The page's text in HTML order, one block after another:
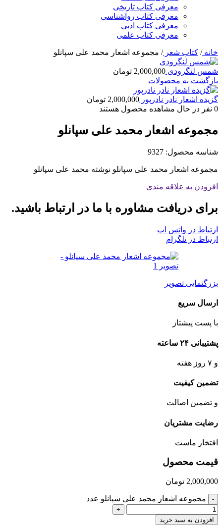
معرفی کتاب تاریخی
معرفی کتاب رواشناسی
معرفی کتاب ادبی
معرفی کتاب علمی
خانه/ کتاب شعر/ مجموعه اشعار محمد علی سپانلو
شمس لنگرودی 2,000,000 تومان
بازگشت به محصولات
گزیده اشعار نادر نادرپور 2,000,000 تومان
0 نفر در حال مشاهده محصول هستند
مجموعه اشعار محمد علی سپانلو
شناسه محصول: 9327
مجموعه اشعار محمد علی سپانلو نوشته محمد علی سپانلو
افزودن به علاقه مندی
برای دریافت مشاوره با ما در ارتباط باشید.
ارتباط در واتس اپ
ارتباط در تلگرام
بزرگنمایی تصویر
ارسال سریع
با پست پیشتاز
پشتیبانی ۲۴ ساعته
و ۷ روز هفته
تضمین کیفیت
و تضمین اصالت
رضایت مشتریان
افتخار ماست
قیمت محصول
2,000,000 تومان
- مجموعه اشعار محمد علی سپانلو عدد
+
افزودن به سبد خرید